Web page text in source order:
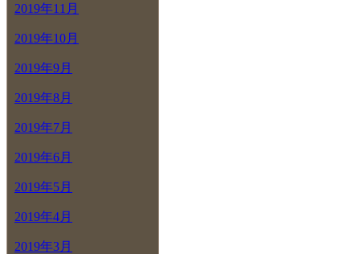
2019年11月
2019年10月
2019年9月
2019年8月
2019年7月
2019年6月
2019年5月
2019年4月
2019年3月